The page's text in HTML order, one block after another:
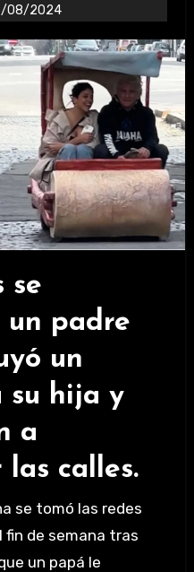
08/2024
se
un padre
un
su hija y
a
calles.
se tomó las redes
fin de semana tras
un papá le